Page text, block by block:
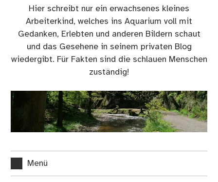
Hier schreibt nur ein erwachsenes kleines
Arbeiterkind, welches ins Aquarium voll mit
Gedanken, Erlebten und anderen Bildern schaut
und das Gesehene in seinem privaten Blog
wiedergibt. Für Fakten sind die schlauen Menschen
zuständig!
Menü